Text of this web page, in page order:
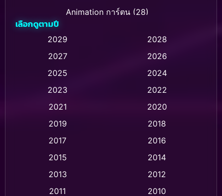
Animation การ์ตูน (28)
Animation การ์ตูน (237)
Animation การ์ตูน (32)
Animation แอนิเมชัน (1)
Animation แอนิเมชั่น (1)
เลือกดูตามปี
2029
2028
2027
2026
2025
2024
2023
2022
2021
2020
2019
2018
2017
2016
2015
2014
2013
2012
2011
2010